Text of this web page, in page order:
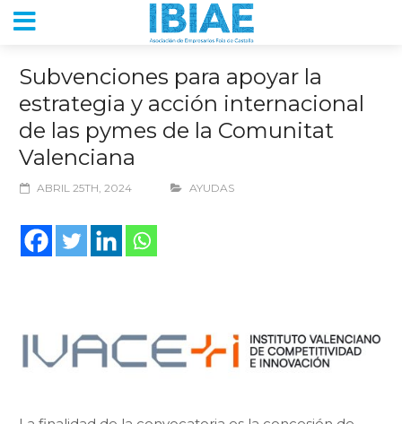
Subvenciones para apoyar la
estrategia y acción internacional
de las pymes de la Comunitat
Valenciana
ABRIL 25TH, 2024 AYUDAS